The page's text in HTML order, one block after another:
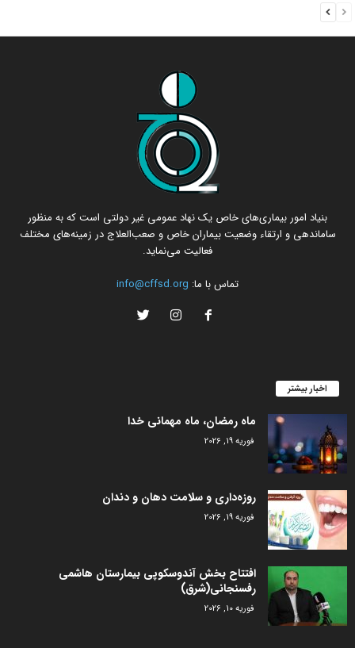
بنیاد امور بیماری‌های خاص یک نهاد عمومی غیر دولتی است که به منظور
ساماندهی و ارتقاء وضعیت بیماران خاص و صعب‌العلاج در زمینه‌های مختلف
فعالیت می‌نماید.
تماس با ما: info@cffsd.org
اخبار بیشتر
ماه رمضان، ماه مهمانی خدا
فوریه 19, 2026
روزه‌داری و سلامت دهان و دندان
فوریه 19, 2026
افتتاح بخش آندوسکوپی بیمارستان هاشمی
رفسنجانی(شرق)
فوریه 10, 2026